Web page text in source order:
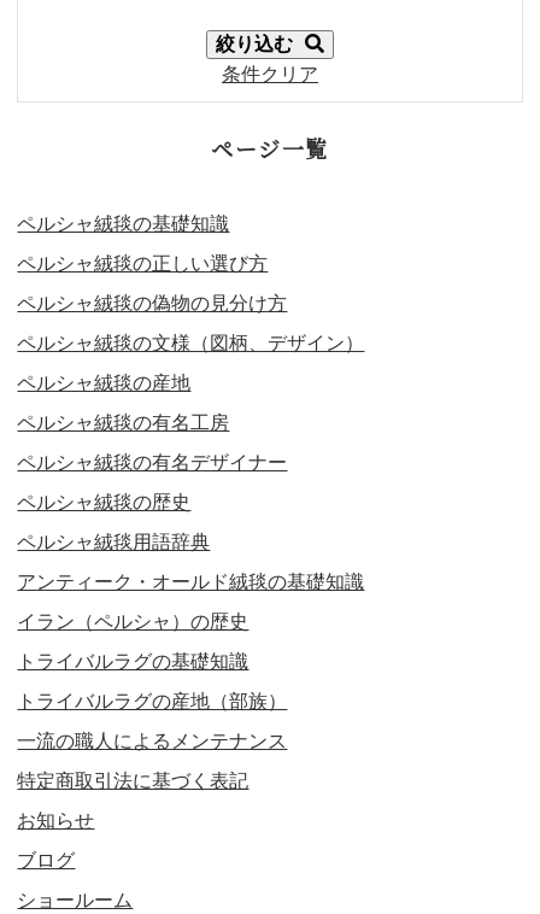
絞り込む
条件クリア
ページ一覧
ペルシャ絨毯の基礎知識
ペルシャ絨毯の正しい選び方
ペルシャ絨毯の偽物の見分け方
ペルシャ絨毯の文様（図柄、デザイン）
ペルシャ絨毯の産地
ペルシャ絨毯の有名工房
ペルシャ絨毯の有名デザイナー
ペルシャ絨毯の歴史
ペルシャ絨毯用語辞典
アンティーク・オールド絨毯の基礎知識
イラン（ペルシャ）の歴史
トライバルラグの基礎知識
トライバルラグの産地（部族）
一流の職人によるメンテナンス
特定商取引法に基づく表記
お知らせ
ブログ
ショールーム